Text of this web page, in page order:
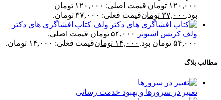
۱۲۰,۰۰۰ تومان
قیمت اصلی: ۱۲۰,۰۰۰ تومان
بود. ۳۷,۰۰۰ تومانقیمت فعلی: ۳۷,۰۰۰ تومان.
کتاب افشاگری های دکتر
ولف کریس استونر ۵۴,۰۰۰ تومان قیمت اصلی:
۵۴,۰۰۰ تومان بود.
۱۴,۰۰۰ تومانقیمت فعلی: ۱۴,۰۰۰ تومان.
مطالب بلاگ
تغییر در سرورها و بهبود خدمت رسانی